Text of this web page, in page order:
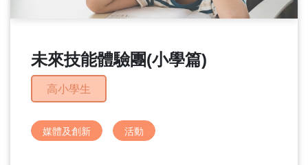
我
未來技能體驗團(小學篇)
高小學生
媒體及創新 活動